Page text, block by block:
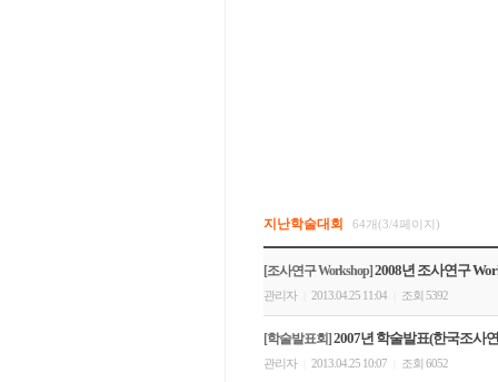
지난학술대회 64개(3/4페이지)
[조사연구 Workshop] 2008년 조사연구
관리자 2013.04.25 11:04 조회 5392
[학술발표회] 2007년 학술발표(한국조사
관리자 2013.04.25 10:07 조회 6052